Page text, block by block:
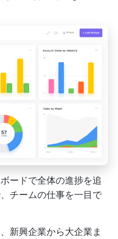
ードで全体の進捗を追
チームの仕事を一目で
新興企業から大企業ま